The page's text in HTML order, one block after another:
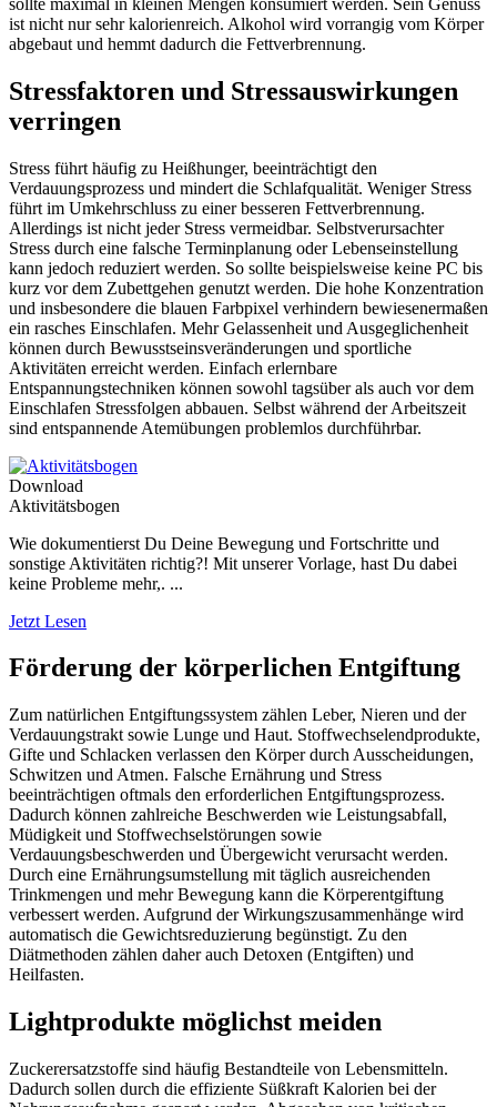
ist nicht nur sehr kalorienreich. Alkohol wird vorrangig vom Körper
abgebaut und hemmt dadurch die Fettverbrennung.
Stressfaktoren und Stressauswirkungen
verringen
Stress führt häufig zu Heißhunger, beeinträchtigt den
Verdauungsprozess und mindert die Schlafqualität. Weniger Stress
führt im Umkehrschluss zu einer besseren Fettverbrennung.
Allerdings ist nicht jeder Stress vermeidbar. Selbstverursachter
Stress durch eine falsche Terminplanung oder Lebenseinstellung
kann jedoch reduziert werden. So sollte beispielsweise keine PC bis
kurz vor dem Zubettgehen genutzt werden. Die hohe Konzentration
und insbesondere die blauen Farbpixel verhindern bewiesenermaßen
ein rasches Einschlafen. Mehr Gelassenheit und Ausgeglichenheit
können durch Bewusstseinsveränderungen und sportliche
Aktivitäten erreicht werden. Einfach erlernbare
Entspannungstechniken können sowohl tagsüber als auch vor dem
Einschlafen Stressfolgen abbauen. Selbst während der Arbeitszeit
sind entspannende Atemübungen problemlos durchführbar.
Download
Aktivitätsbogen
Wie dokumentierst Du Deine Bewegung und Fortschritte und
sonstige Aktivitäten richtig?! Mit unserer Vorlage, hast Du dabei
keine Probleme mehr,. ...
Jetzt Lesen
Förderung der körperlichen Entgiftung
Zum natürlichen Entgiftungssystem zählen Leber, Nieren und der
Verdauungstrakt sowie Lunge und Haut. Stoffwechselendprodukte,
Gifte und Schlacken verlassen den Körper durch Ausscheidungen,
Schwitzen und Atmen. Falsche Ernährung und Stress
beeinträchtigen oftmals den erforderlichen Entgiftungsprozess.
Dadurch können zahlreiche Beschwerden wie Leistungsabfall,
Müdigkeit und Stoffwechselstörungen sowie
Verdauungsbeschwerden und Übergewicht verursacht werden.
Durch eine Ernährungsumstellung mit täglich ausreichenden
Trinkmengen und mehr Bewegung kann die Körperentgiftung
verbessert werden. Aufgrund der Wirkungszusammenhänge wird
automatisch die Gewichtsreduzierung begünstigt. Zu den
Diätmethoden zählen daher auch Detoxen (Entgiften) und
Heilfasten.
Lightprodukte möglichst meiden
Zuckerersatzstoffe sind häufig Bestandteile von Lebensmitteln.
Dadurch sollen durch die effiziente Süßkraft Kalorien bei der